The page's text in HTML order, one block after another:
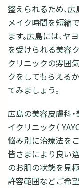
整えられるため、
メイク時間を短縮
ます。広島には、
を受けられる美容
クリニックの雰囲
クをしてもらえる
てみましょう。
広島の美容皮膚科
イクリニック（
悩み別に治療法を
皆さまにより良い
のお肌の状態を見
許容範囲などご希